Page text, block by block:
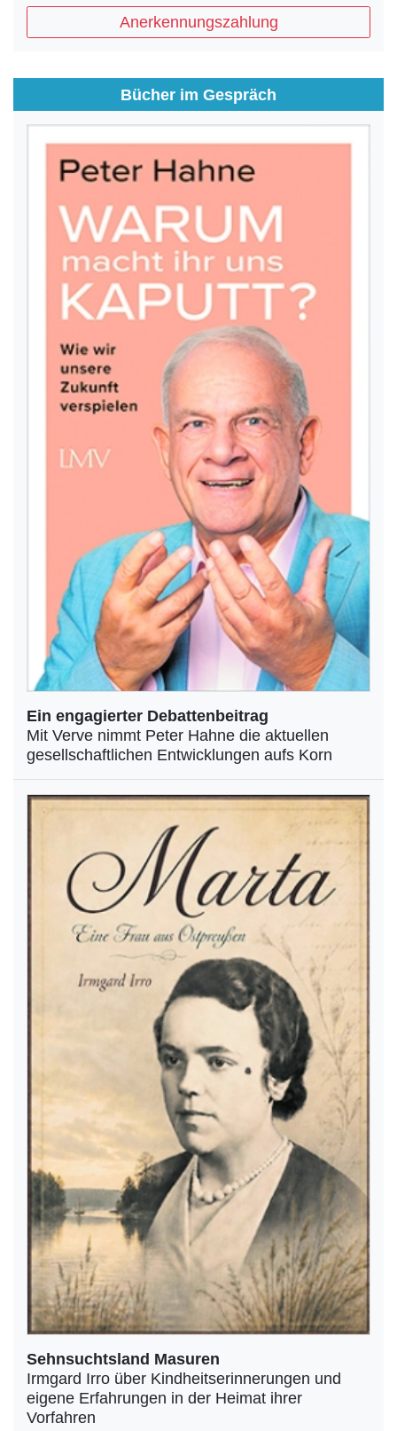
Anerkennungszahlung
Bücher im Gespräch
Ein engagierter Debattenbeitrag
Mit Verve nimmt Peter Hahne die aktuellen
gesellschaftlichen Entwicklungen aufs Korn
Sehnsuchtsland Masuren
Irmgard Irro über Kindheitserinnerungen und
eigene Erfahrungen in der Heimat ihrer
Vorfahren